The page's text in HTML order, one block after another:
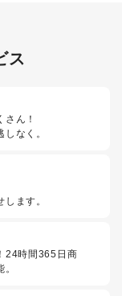
ス
ん！
なく。
ます。
24時間365日商